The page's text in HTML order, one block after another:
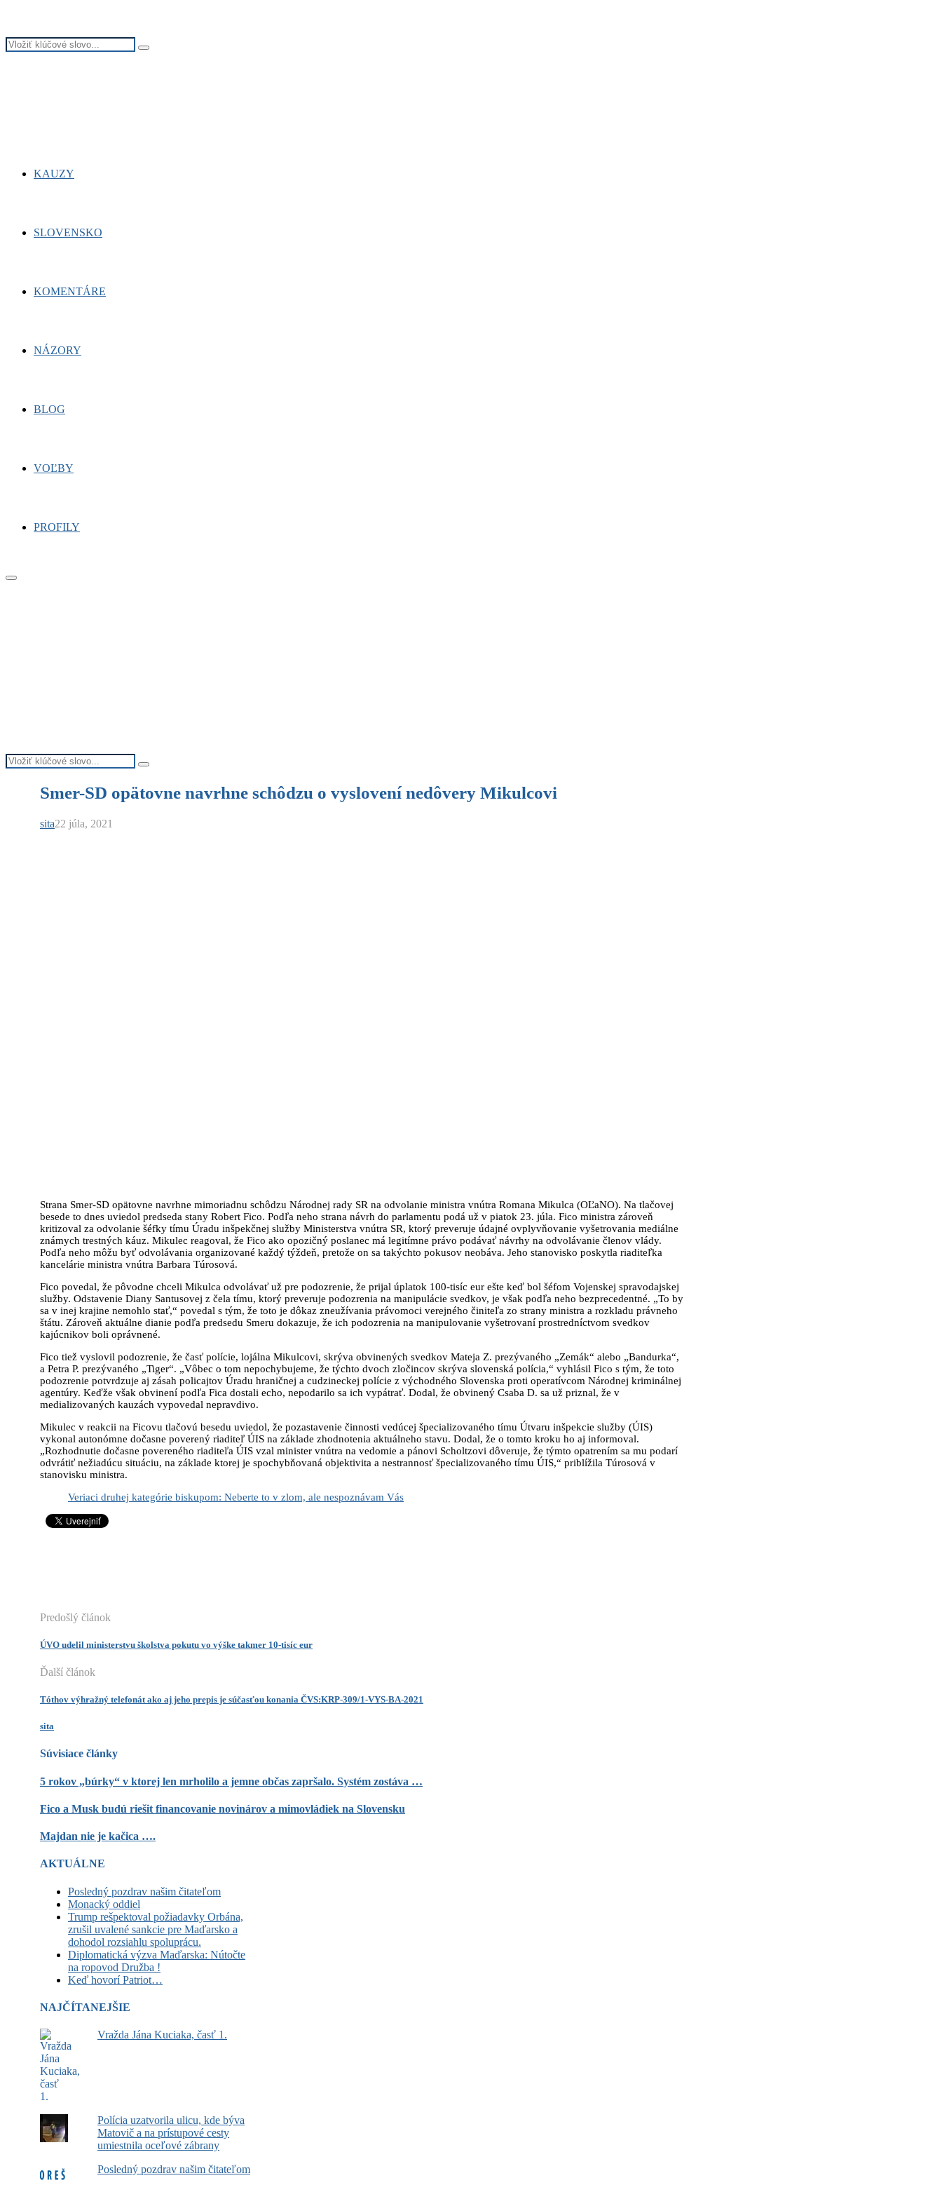
Search
Search
KAUZY
SLOVENSKO
KOMENTÁRE
NÁZORY
BLOG
VOĽBY
PROFILY
Primary
Search
for:
Search
Smer-SD opätovne navrhne schôdzu o vyslovení nedôvery Mikulcovi
sita22 júla, 2021
Strana Smer-SD opätovne navrhne mimoriadnu schôdzu Národnej rady SR na odvolanie ministra vnútra Romana Mikulca (OĽaNO). Na tlačovej
besede to dnes uviedol predseda stany Robert Fico. Podľa neho strana návrh do parlamentu podá už v piatok 23. júla. Fico ministra zároveň
kritizoval za odvolanie šéfky tímu Úradu inšpekčnej služby Ministerstva vnútra SR, ktorý preveruje údajné ovplyvňovanie vyšetrovania mediálne
známych trestných káuz. Mikulec reagoval, že Fico ako opozičný poslanec má legitímne právo podávať návrhy na odvolávanie členov vlády.
Podľa neho môžu byť odvolávania organizované každý týždeň, pretože on sa takýchto pokusov neobáva. Jeho stanovisko poskytla riaditeľka
kancelárie ministra vnútra Barbara Túrosová.
Fico povedal, že pôvodne chceli Mikulca odvolávať už pre podozrenie, že prijal úplatok 100-tisíc eur ešte keď bol šéfom Vojenskej spravodajskej
služby. Odstavenie Diany Santusovej z čela tímu, ktorý preveruje podozrenia na manipulácie svedkov, je však podľa neho bezprecedentné. „To by
sa v inej krajine nemohlo stať,“ povedal s tým, že toto je dôkaz zneužívania právomoci verejného činiteľa zo strany ministra a rozkladu právneho
štátu. Zároveň aktuálne dianie podľa predsedu Smeru dokazuje, že ich podozrenia na manipulovanie vyšetrovaní prostredníctvom svedkov
kajúcnikov boli oprávnené.
Fico tiež vyslovil podozrenie, že časť polície, lojálna Mikulcovi, skrýva obvinených svedkov Mateja Z. prezývaného „Zemák“ alebo „Bandurka“,
a Petra P. prezývaného „Tiger“. „Vôbec o tom nepochybujeme, že týchto dvoch zločincov skrýva slovenská polícia,“ vyhlásil Fico s tým, že toto
podozrenie potvrdzuje aj zásah policajtov Úradu hraničnej a cudzineckej polície z východného Slovenska proti operatívcom Národnej kriminálnej
agentúry. Keďže však obvinení podľa Fica dostali echo, nepodarilo sa ich vypátrať. Dodal, že obvinený Csaba D. sa už priznal, že v
medializovaných kauzách vypovedal nepravdivo.
Mikulec v reakcii na Ficovu tlačovú besedu uviedol, že pozastavenie činnosti vedúcej špecializovaného tímu Útvaru inšpekcie služby (ÚIS)
vykonal autonómne dočasne poverený riaditeľ ÚIS na základe zhodnotenia aktuálneho stavu. Dodal, že o tomto kroku ho aj informoval.
„Rozhodnutie dočasne povereného riaditeľa ÚIS vzal minister vnútra na vedomie a pánovi Scholtzovi dôveruje, že týmto opatrením sa mu podarí
odvrátiť nežiadúcu situáciu, na základe ktorej je spochybňovaná objektivita a nestrannosť špecializovaného tímu ÚIS,“ priblížila Túrosová v
stanovisku ministra.
Veriaci druhej kategórie biskupom: Neberte to v zlom, ale nespoznávam Vás
Predošlý článok
ÚVO udelil ministerstvu školstva pokutu vo výške takmer 10-tisíc eur
Ďalší článok
Tóthov výhražný telefonát ako aj jeho prepis je súčasťou konania ČVS:KRP-309/1-VYS-BA-2021
sita
Súvisiace články
5 rokov „búrky“ v ktorej len mrholilo a jemne občas zapršalo. Systém zostáva …
Fico a Musk budú riešit financovanie novinárov a mimovládiek na Slovensku
Majdan nie je kačica ….
AKTUÁLNE
Posledný pozdrav našim čitateľom
Monacký oddiel
Trump rešpektoval požiadavky Orbána,
zrušil uvalené sankcie pre Maďarsko a
dohodol rozsiahlu spoluprácu.
Diplomatická výzva Maďarska: Nútočte
na ropovod Družba !
Keď hovorí Patriot…
NAJČÍTANEJŠIE
Vražda Jána Kuciaka, časť 1.
Polícia uzatvorila ulicu, kde býva
Matovič a na prístupové cesty
umiestnila oceľové zábrany
Posledný pozdrav našim čitateľom